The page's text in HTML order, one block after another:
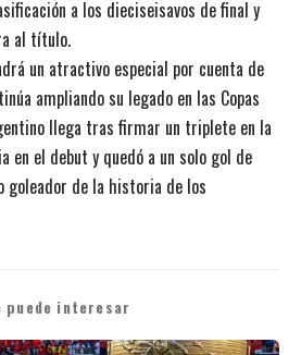
a los dieciseisavos de final y
al título.
un atractivo especial por cuenta de
ampliando su legado en las Copas
llega tras firmar un triplete en la
el debut y quedó a un solo gol de
goleador de la historia de los
puede interesar